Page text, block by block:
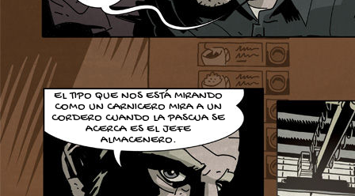
EL TIPO QUE NOS ESTÁ MIRANDO
COMO UN CARNICERO MIRA A UN
CORDERO CUANDO LA PASCUA SE
ACERCA ES EL JEFE
ALMACENERO.